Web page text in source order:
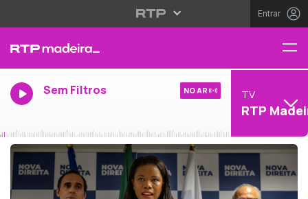
Entrar
Sem Filtros NO AR TV
RTP